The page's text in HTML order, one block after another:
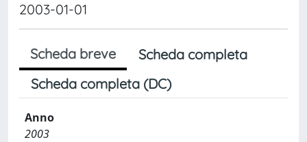
2003-01-01
Scheda breve
Scheda completa
Scheda completa (DC)
Anno
2003